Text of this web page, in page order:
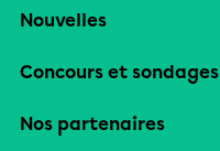
Nouvelles
Concours et sondages
Nos partenaires